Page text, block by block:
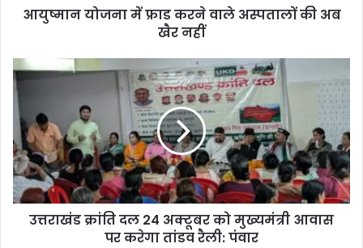
आयुष्मान योजना में फ्राड करने वाले अस्पतालों की अब
खैर नहीं
उत्तराखंड क्रांति दल 24 अक्टूबर को मुख्यमंत्री आवास
पर करेगा तांडव रैली: पंवार